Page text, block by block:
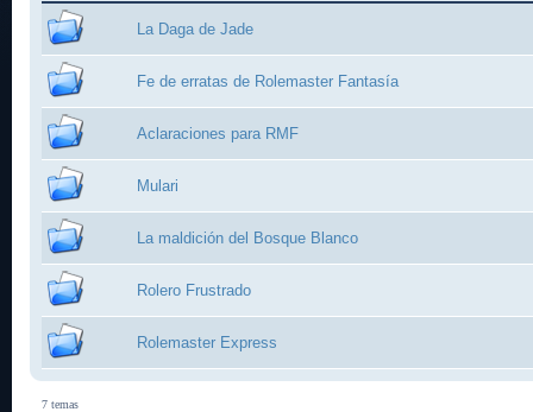
La Daga de Jade
Fe de erratas de Rolemaster Fantasía
Aclaraciones para RMF
Mulari
La maldición del Bosque Blanco
Rolero Frustrado
Rolemaster Express
7 temas